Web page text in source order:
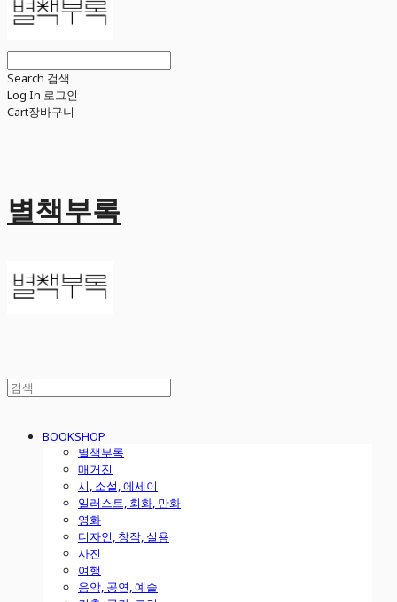
Search 검색
Log In 로그인
Cart장바구니
별책부록
BOOKSHOP
별책부록
매거진
시, 소설, 에세이
일러스트, 회화, 만화
영화
디자인, 창작, 실용
사진
여행
음악, 공연, 예술